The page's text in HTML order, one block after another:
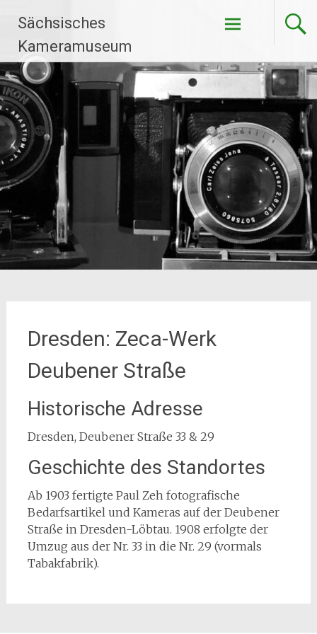
Inhalt
springen
Sächsisches
Kameramuseum
Dresden: Zeca-Werk
Deubener Straße
Historische Adresse
Dresden, Deubener Straße 33 & 29
Geschichte des Standortes
Ab 1903 fertigte Paul Zeh fotografische
Bedarfsartikel und Kameras auf der Deubener
Straße in Dresden-Löbtau. 1908 erfolgte der
Umzug aus der Nr. 33 in die Nr. 29 (vormals
Tabakfabrik).